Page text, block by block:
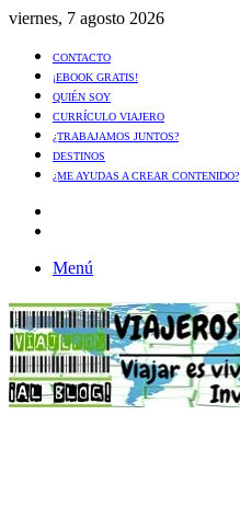
viernes, 7 agosto 2026
CONTACTO
¡EBOOK GRATIS!
QUIÉN SOY
CURRÍCULO VIAJERO
¿TRABAJAMOS JUNTOS?
DESTINOS
¿ME AYUDAS A CREAR CONTENIDO?
Menú